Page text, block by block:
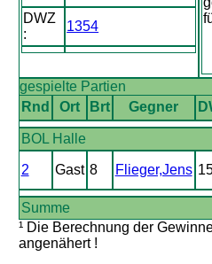
DWZ
:
1354
gespielte Partien
Rnd
Ort Brt Gegner
BOL Halle
2 Gast 8 Flieger,Jens
Summe
¹ Die Berechnung der
angenähert !